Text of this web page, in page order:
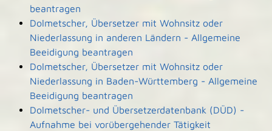
beantragen
Dolmetscher, Übersetzer mit Wohnsitz oder
Niederlassung in anderen Ländern - Allgemeine
Beeidigung beantragen
Dolmetscher, Übersetzer mit Wohnsitz oder
Niederlassung in Baden-Württemberg - Allgemeine
Beeidigung beantragen
Dolmetscher- und Übersetzerdatenbank (DÜD) -
Aufnahme bei vorübergehender Tätigkeit